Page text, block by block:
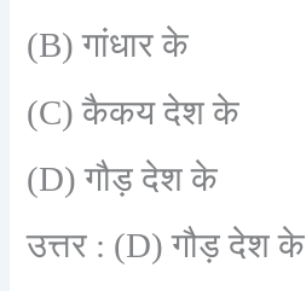
(B)गांधार के
(C)कैकय देश के
(D)गौड़ देश के
उत्तर : (D)गौड़ देश के